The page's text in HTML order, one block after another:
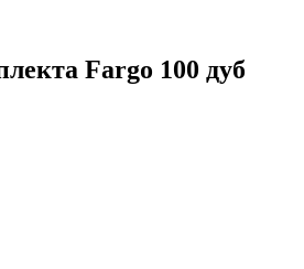
Fargo 100 дуб